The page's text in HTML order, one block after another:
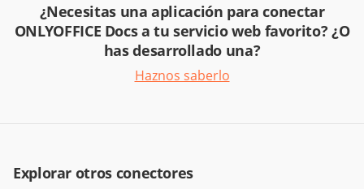
¿Necesitas una aplicación para conectar
ONLYOFFICE Docs a tu servicio web favorito? ¿O
has desarrollado una?
Haznos saberlo
Explorar otros conectores